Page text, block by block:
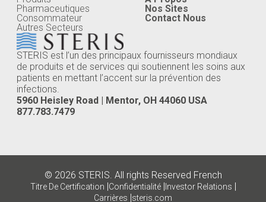
STERIS est l’un des principaux fournisseurs mondiaux
de produits et de services qui soutiennent les soins aux
patients en mettant l’accent sur la prévention des
infections.
5960 Heisley Road | Mentor, OH 44060 USA
877.783.7479
Pharmaceutiques
Consommateur
Autres Secteurs
Nos Sites
Contact Nous
© 2026 STERIS. All rights Reserved French
Titre De Certification |Confidentialité| Investor Relations |
Carrières |steris.com